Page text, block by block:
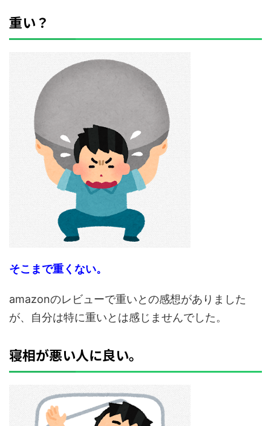
重い？
そこまで重くない。
amazonのレビューで重いとの感想がありました
が、自分は特に重いとは感じませんでした。
寝相が悪い人に良い。